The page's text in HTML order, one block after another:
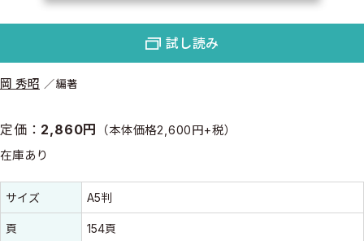
岡 秀昭 編著
定価： 2,860円 （本体価格2,600円+税）
在庫あり
書誌情報
書誌情報
サイズ A5判
頁 154頁
試し読み